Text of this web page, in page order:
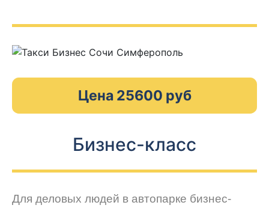
Цена 25600 руб
Бизнес-класс
Для деловых людей в автопарке бизнес-